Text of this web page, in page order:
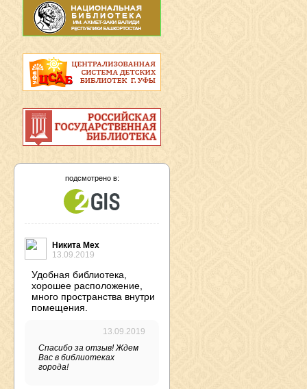
подсмотрено в:
Никита Мех
13.09.2019
Удобная библиотека,
хорошее расположение,
много пространства внутри
помещения.
13.09.2019
Спасибо за отзыв! Ждем
Вас в библиотеках
города!